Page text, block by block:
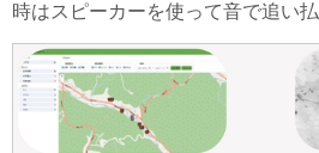
時はスピーカーを使って音で追い